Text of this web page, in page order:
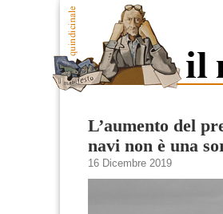
L’aumento del
navi non è una
16 Dicembre 2019